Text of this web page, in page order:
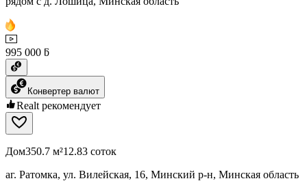
995 000 ƃ
Конвертер валют
Realt рекомендует
Дом350.7 м²12.83 соток
аг. Ратомка, ул. Вилейская, 16, Минский р-н, Минская область